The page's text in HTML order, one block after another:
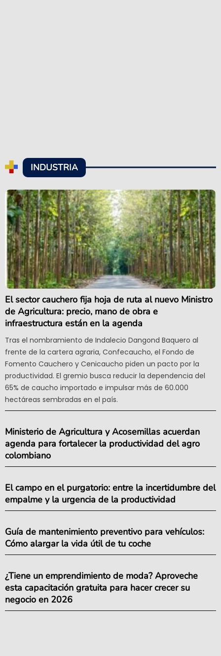
INDUSTRIA
El sector cauchero fija hoja de ruta al nuevo Ministro
de Agricultura: precio, mano de obra e
infraestructura están en la agenda
Tras el nombramiento de Indalecio Dangond Baquero al
frente de la cartera agraria, Confecaucho, el Fondo de
Fomento Cauchero y Cenicaucho piden un pacto por la
productividad. El gremio busca reducir la dependencia del
65% de caucho importado e impulsar más de 60.000
hectáreas sembradas en el país.
Ministerio de Agricultura y Acosemillas acuerdan
agenda para fortalecer la productividad del agro
colombiano
El campo en el purgatorio: entre la incertidumbre del
empalme y la urgencia de la productividad
Guía de mantenimiento preventivo para vehículos:
Cómo alargar la vida útil de tu coche
¿Tiene un emprendimiento de moda? Aproveche
esta capacitación gratuita para hacer crecer su
negocio en 2026